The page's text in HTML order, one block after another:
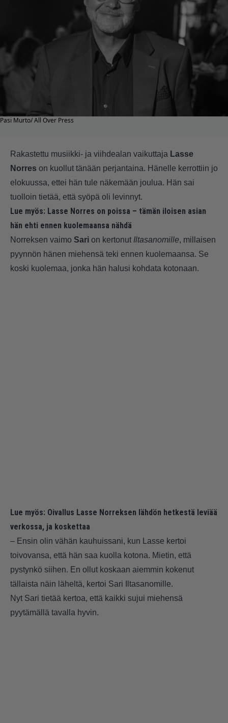
Pasi Murto/ All Over Press
Rakastettu musiikki- ja viihdealan vaikuttaja Lasse
Norres on kuollut tänään perjantaina. Hänelle kerrottiin jo
elokuussa, ettei hän tule näkemään joulua. Hän sai
tuolloin tietää, että syöpä oli levinnyt.
Lue myös: Lasse Norres on poissa – tämän iloisen asian
hän ehti ennen kuolemaansa nähdä
Norreksen vaimo Sari on kertonut Iltasanomille, millaisen
pyynnön hänen miehensä teki ennen kuolemaansa. Se
koski kuolemaa, jonka hän halusi kohdata kotonaan.
Lue myös: Oivallus Lasse Norreksen lähdön hetkestä leviää
verkossa, ja koskettaa
– Ensin olin vähän kauhuissani, kun Lasse kertoi
toivovansa, että hän saa kuolla kotona. Mietin, että
pystynkö siihen. En ollut koskaan aiemmin kokenut
tällaista näin läheltä, kertoi Sari Iltasanomille.
Nyt Sari tietää kertoa, että kaikki sujui miehensä
pyytämällä tavalla hyvin.